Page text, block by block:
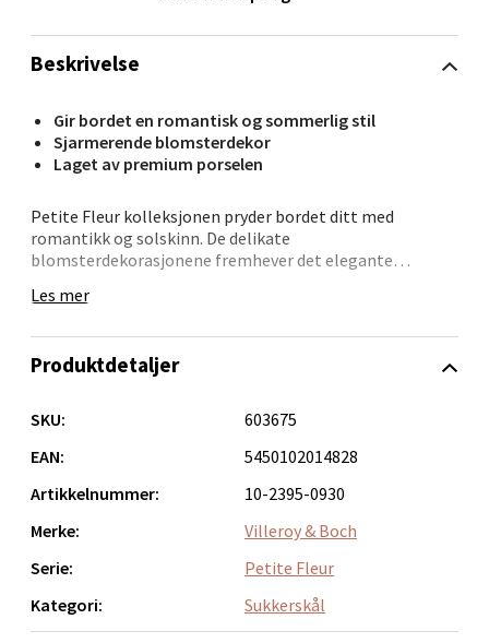
Beskrivelse
Gir bordet en romantisk og sommerlig stil
Sjarmerende blomsterdekor
Laget av premium porselen
Petite Fleur kolleksjonen pryder bordet ditt med
romantikk og solskinn. De delikate
blomsterdekorasjonene fremhever det elegante
attraktive design og praktiske form, er denne vakre
oppvaskmaskin og mikrobølgeovn. 0,2LOpplev serviset
Les mer
Produktdetaljer
SKU:
603675
EAN:
5450102014828
Artikkelnummer:
10-2395-0930
Merke:
Villeroy & Boch
Serie:
Petite Fleur
Kategori:
Sukkerskål
Narvik - Thon Senter Malmporten
Bolagsgata 1, 8514 Narvik
0 i butikk
Folke Bernadottes vei 52, 5147 Fyllingsdalen
Åpent i dag 10-18